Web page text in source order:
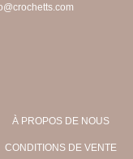
À PROPOS DE NOUS
CONDITIONS DE VENTE